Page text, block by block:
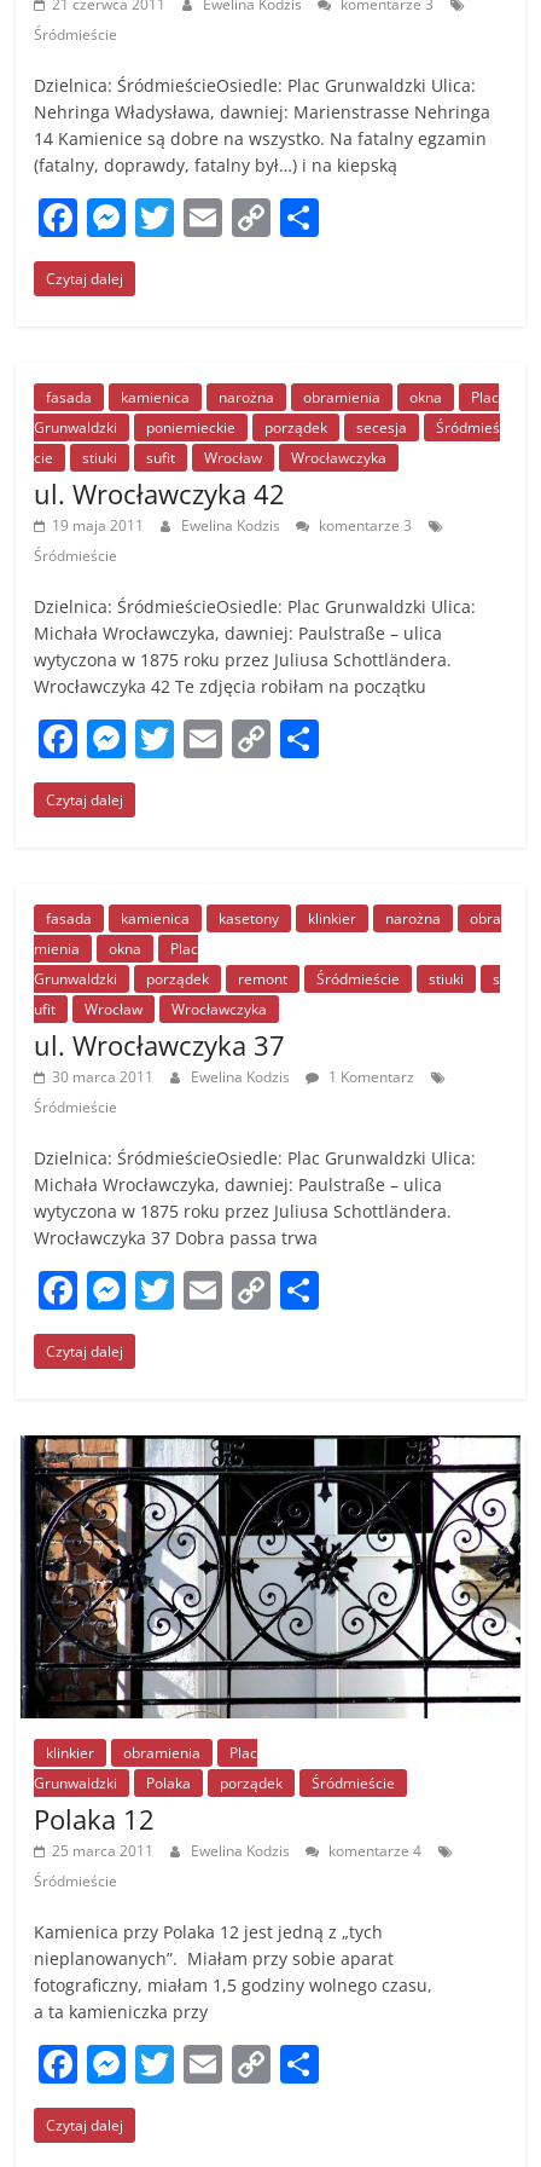
21 czerwca 2011 Ewelina Kodzis
komentarze 3
Śródmieście
Dzielnica: ŚródmieścieOsiedle: Plac Grunwaldzki Ulica:
Nehringa Władysława, dawniej: Marienstrasse Nehringa
14 Kamienice są dobre na wszystko. Na fatalny egzamin
(fatalny, doprawdy, fatalny był…) i na kiepską
F
a
c
b
o
o
k
M
e
ss
n
g
er
T E C
Li
n
k
Czytaj dalej
fasada kamienica narożna obramienia okna
Plac
Grunwaldzki
poniemieckie porządek secesja
Śródmieś
cie
stiuki sufit Wrocław Wrocławczyka
ul. Wrocławczyka 42
19 maja 2011 Ewelina Kodzis
komentarze 3
Śródmieście
Dzielnica: ŚródmieścieOsiedle: Plac Grunwaldzki Ulica:
Michała Wrocławczyka, dawniej: Paulstraße – ulica
wytyczona w 1875 roku przez Juliusa Schottländera.
Wrocławczyka 42 Te zdjęcia robiłam na początku
F
a
c
b
o
o
k
M
e
ss
n
g
er
T E C
Li
n
k
Czytaj dalej
fasada kamienica kasetony klinkier narożna
obra
mienia
okna
Plac
Grunwaldzki
porządek remont Śródmieście stiuki
s
ufit
Wrocław Wrocławczyka
ul. Wrocławczyka 37
30 marca 2011 Ewelina Kodzis
1 Komentarz
Śródmieście
Dzielnica: ŚródmieścieOsiedle: Plac Grunwaldzki Ulica:
Michała Wrocławczyka, dawniej: Paulstraße – ulica
wytyczona w 1875 roku przez Juliusa Schottländera.
Wrocławczyka 37 Dobra passa trwa
F
a
c
b
o
o
k
M
e
ss
n
g
er
T E C
Li
n
k
Czytaj dalej
klinkier obramienia
Plac
Grunwaldzki
Polaka porządek Śródmieście
Polaka 12
25 marca 2011 Ewelina Kodzis
komentarze 4
Śródmieście
Kamienica przy Polaka 12 jest jedną z „tych
nieplanowanych”. Miałam przy sobie aparat
fotograficzny, miałam 1,5 godziny wolnego czasu,
a ta kamieniczka przy
F
a
c
M
e
ss
T E C
Czytaj dalej